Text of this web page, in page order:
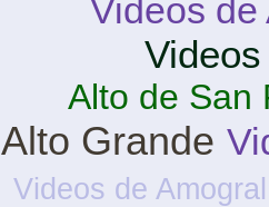
Videos de
Alto de San
Alto Grande
Videos de Amogral